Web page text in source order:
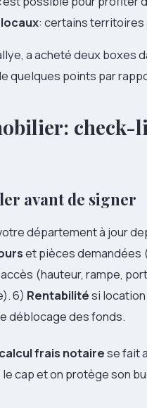
: certains
a acheté deux boxes
quelques points par
avant de signer
département à jour
et pièces demandées
(hauteur, rampe,
6) Rentabilitési
déblocage des fonds.
calcul frais notairese fait
cap et on protège son